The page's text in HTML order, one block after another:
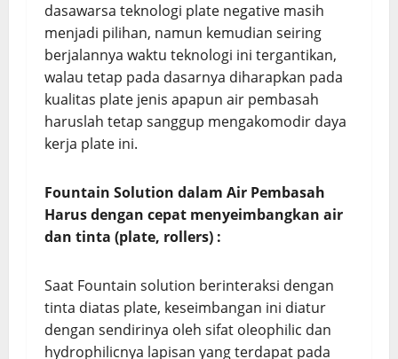
dasawarsa teknologi plate negative masih
menjadi pilihan, namun kemudian seiring
berjalannya waktu teknologi ini tergantikan,
walau tetap pada dasarnya diharapkan pada
kualitas plate jenis apapun air pembasah
haruslah tetap sanggup mengakomodir daya
kerja plate ini.
Fountain Solution dalam Air Pembasah
Harus dengan cepat menyeimbangkan air
dan tinta (plate, rollers) :
Saat Fountain solution berinteraksi dengan
tinta diatas plate, keseimbangan ini diatur
dengan sendirinya oleh sifat oleophilic dan
hydrophilicnya lapisan yang terdapat pada